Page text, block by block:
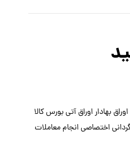
بهادار اوراق آتی بورس کالا
اختصاصی انجام معاملات